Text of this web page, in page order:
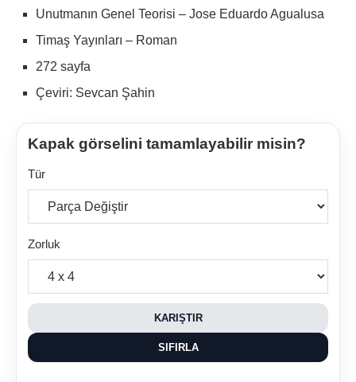
Unutmanın Genel Teorisi – Jose Eduardo Agualusa
Timaş Yayınları – Roman
272 sayfa
Çeviri: Sevcan Şahin
Kapak görselini tamamlayabilir misin?
Tür
Zorluk
KARIŞTIR
SIFIRLA